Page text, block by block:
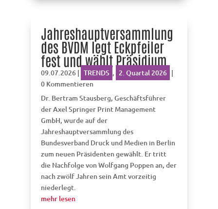
Jahreshauptversammlung
des BVDM legt Eckpfeiler
fest und wählt Präsidium
09.07.2026| TRENDS , 2. Quartal 2026 |
0 Kommentieren
Dr. Bertram Stausberg, Geschäftsführer
der Axel Springer Print Management
GmbH, wurde auf der
Jahreshauptversammlung des
Bundesverband Druck und Medien in Berlin
zum neuen Präsidenten gewählt. Er tritt
die Nachfolge von Wolfgang Poppen an, der
nach zwölf Jahren sein Amt vorzeitig
niederlegt.
mehr lesen